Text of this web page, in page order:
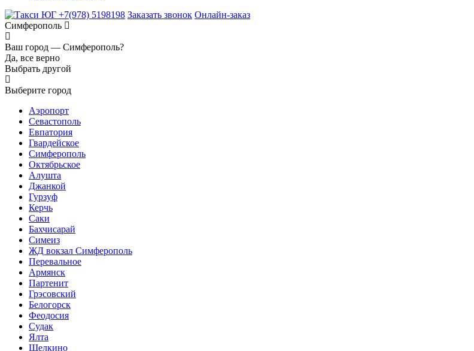
+7(978) 5198198 Заказать звонок Онлайн-заказ
Симферополь
Ваш город — Симферополь?
Да, все верно
Выбрать другой
Выберите город
Аэропорт
Севастополь
Евпатория
Гвардейское
Симферополь
Октябрьское
Алушта
Джанкой
Гурзуф
Керчь
Саки
Бахчисарай
Симеиз
ЖД вокзал Симферополь
Перевальное
Армянск
Партенит
Грэсовский
Белогорск
Феодосия
Судак
Ялта
Щелкино